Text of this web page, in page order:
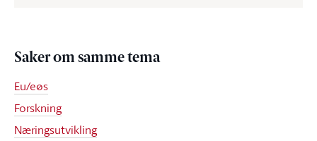
Saker om samme tema
Eu/eøs
Forskning
Næringsutvikling